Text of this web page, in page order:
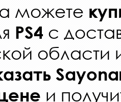
можете
PS4 с
области
и